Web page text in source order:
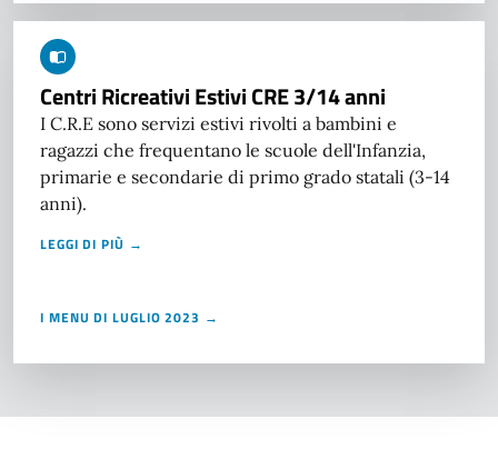
Centri Ricreativi Estivi CRE 3/14 anni
I C.R.E sono servizi estivi rivolti a bambini e
ragazzi che frequentano le scuole dell'Infanzia,
primarie e secondarie di primo grado statali (3-14
anni).
LEGGI DI PIÙ →
I MENU DI LUGLIO 2023 →